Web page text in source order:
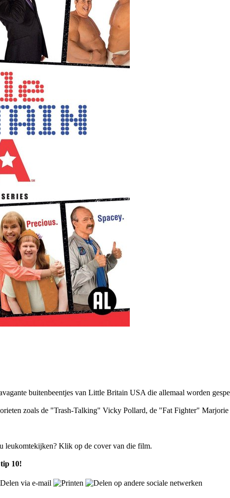
buitenbeentjes van Little Britain USA die allemaal worden
zoals de "Trash-Talking" Vicky Pollard, de "Fat Fighter"
leukomtekijken? Klik op de cover van die film.
10!